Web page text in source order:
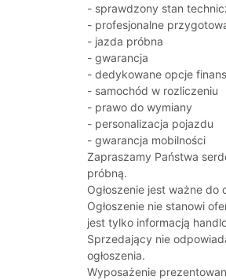
- sprawdzony stan
- profesjonalne
- jazda próbna
- gwarancja
- dedykowane opcje
- samochód w rozliczeniu
- prawo do wymiany
- personalizacja pojazdu
- gwarancja mobilności
Zapraszamy Państwa
próbną.
Ogłoszenie jest ważne
Ogłoszenie nie stanowi
jest tylko informacją
Sprzedający nie
ogłoszenia.
Wyposażenie